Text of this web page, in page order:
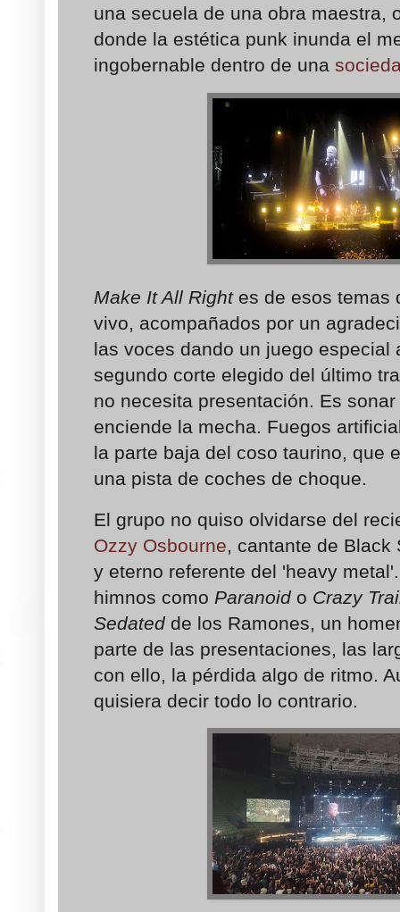
una secuela de una obra maestra,
donde la estética punk inunda el
ingobernable dentro de una
Make It All Right es de esos temas
vivo, acompañados por un
las voces dando un juego especial
segundo corte elegido del último
no necesita presentación. Es
enciende la mecha. Fuegos
la parte baja del coso taurino, que
una pista de coches de choque.
El grupo no quiso olvidarse del
Ozzy Osbourne, cantante de Black
y eterno referente del 'heavy
himnos como Paranoido Crazy
Sedatedde los Ramones, un
parte de las presentaciones, las
con ello, la pérdida algo de ritmo.
quisiera decir todo lo contrario.